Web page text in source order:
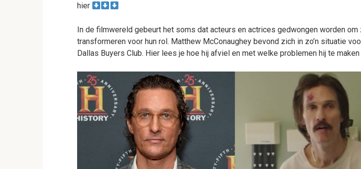
hier
In de filmwereld gebeurt het soms dat acteurs en actrices gedwongen worden
transformeren voor hun rol. Matthew McConaughey bevond zich in zo’n situatie
Dallas Buyers Club. Hier lees je hoe hij afviel en met welke problemen hij te maken